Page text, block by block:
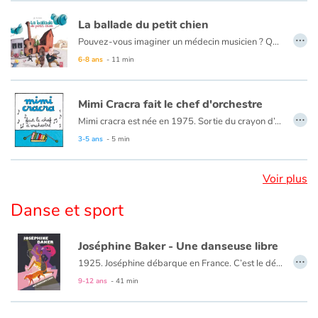
La ballade du petit chien
Pouvez-vous imaginer un médecin musicien ? Quelques notes de musiques, finie la grippe ! Quelques accords au piano, envolé le mal de dos ! Et pour les cas les plus graves, le violon fait son ouvrage. Un rêve, une utopie ? Non, voici le Docteur Bellenote, et son chien Ré-Mi, qui soignent tous vos soucis.
6-8 ans - 11 min
…
Mimi Cracra fait le chef d'orchestre
Mimi cracra est née en 1975. Sortie du crayon d’Agnès Rosenstiehl pour le magazine “Pomme d’api”, cette petite fille aux joues roses et cheveux bruns à laquelle il est facile de s’identifier nous entraîne avec humour dans ses aventures quotidiennes.
3-5 ans - 5 min
…
Voir plus
Danse et sport
Joséphine Baker - Une danseuse libre
1925. Joséphine débarque en France. C’est le début d’une incroyable aventure.
9-12 ans - 41 min
…